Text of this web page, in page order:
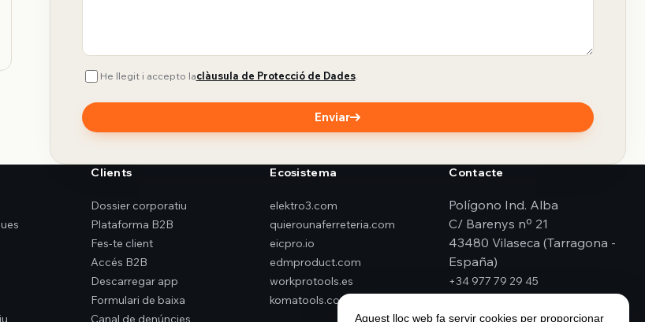
He llegit i accepto laclàusula de Protecció de Dades.
Enviar
Clients
Dossier corporatiu
Plataforma B2B
Fes-te client
Accés B2B
Descarregar app
Formulari de baixa
Canal de denúncies
Ecosistema
elektro3.com
quierounaferreteria.com
eicpro.io
edmproduct.com
workprotools.es
komatools.com
Contacte
Polígono Ind. Alba
C/ Barenys nº 21
43480 Vilaseca (Tarragona -
España)
+34 977 79 29 45
Aquest lloc web fa servir cookies per proporcionar